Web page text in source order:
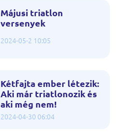
Májusi triatlon
versenyek
2024-05-2 10:05
Kétfajta ember létezik:
Aki már triatlonozik és
aki még nem!
2024-04-30 06:04